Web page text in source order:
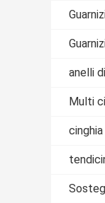
anelli
Multi